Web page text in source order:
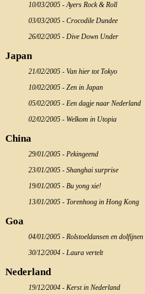
10/03/2005 - Ayers Rock & Roll
03/03/2005 - Crocodile Dundee
26/02/2005 - Dive Down Under
Japan
21/02/2005 - Van hier tot Tokyo
10/02/2005 - Zen in Japan
05/02/2005 - Een dagje naar Nederland
02/02/2005 - Welkom in Utopia
China
29/01/2005 - Pekingeend
23/01/2005 - Shanghai surprise
19/01/2005 - Bu yong xie!
13/01/2005 - Torenhoog in Hong Kong
Goa
04/01/2005 - Rolstoeldansen en dolfijnen
30/12/2004 - Laura vertelt
Nederland
19/12/2004 - Kerst in Nederland